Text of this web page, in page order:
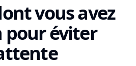
vous avez
pour éviter